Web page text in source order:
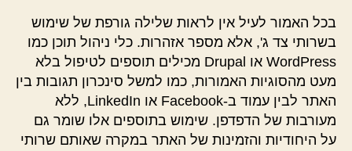
בכל האמור לעיל אין לראות שלילה גורפת של שימוש
בשרותי צד ג', אלא מספר אזהרות. כלי ניהול תוכן כמו
WordPress או Drupal מכילים תוספים לטיפול בלא
מעט מהסוגיות האמורות, כמו למשל סינכרון תגובות בין
האתר לבין עמוד ב-Facebook או LinkedIn, ללא
מעורבות של הדפדפן. שימוש בתוספים אלו שומר גם
על היחודיות והזמינות של האתר במקרה שאותם שרותי